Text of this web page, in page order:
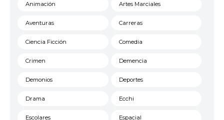
Animación Artes Marciales
Aventuras Carreras
Ciencia Ficción Comedia
Crimen Demencia
Demonios Deportes
Drama Ecchi
Escolares Espacial